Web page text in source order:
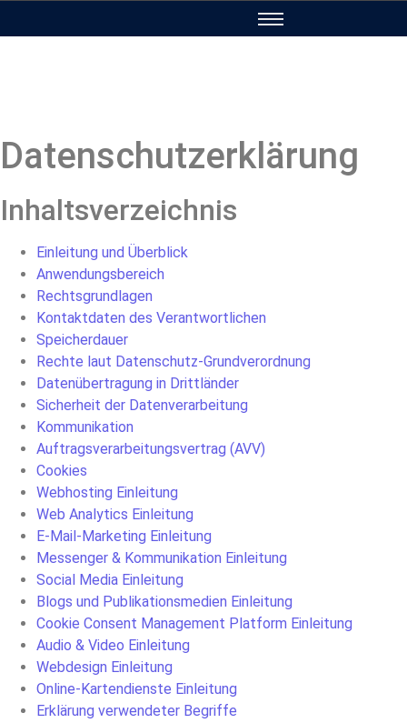
Datenschutzerklärung
Inhaltsverzeichnis
Einleitung und Überblick
Anwendungsbereich
Rechtsgrundlagen
Kontaktdaten des Verantwortlichen
Speicherdauer
Rechte laut Datenschutz-Grundverordnung
Datenübertragung in Drittländer
Sicherheit der Datenverarbeitung
Kommunikation
Auftragsverarbeitungsvertrag (AVV)
Cookies
Webhosting Einleitung
Web Analytics Einleitung
E-Mail-Marketing Einleitung
Messenger & Kommunikation Einleitung
Social Media Einleitung
Blogs und Publikationsmedien Einleitung
Cookie Consent Management Platform Einleitung
Audio & Video Einleitung
Webdesign Einleitung
Online-Kartendienste Einleitung
Erklärung verwendeter Begriffe